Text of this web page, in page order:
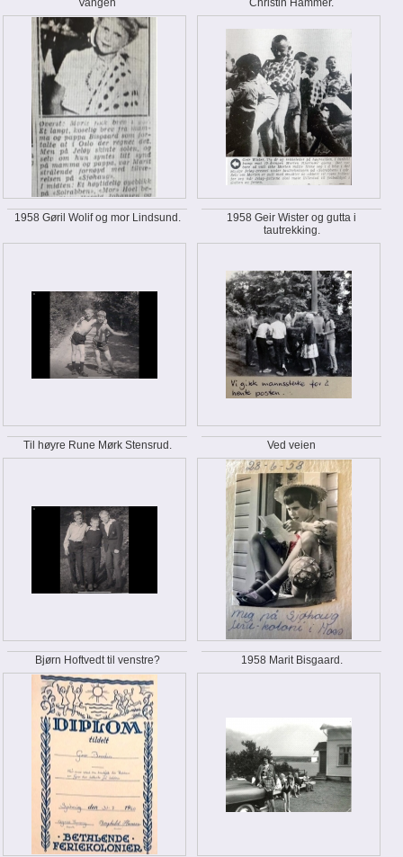
Vangen Christin Hammer.
1958 Gøril Wolif og mor Lindsund.
1958 Geir Wister og gutta i
tautrekking.
Til høyre Rune Mørk Stensrud. Ved veien
Bjørn Hoftvedt til venstre? 1958 Marit Bisgaard.